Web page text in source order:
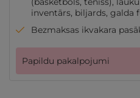
inventārs, biljards, galda
Bezmaksas ikvakara
Papildu pakalpojumi